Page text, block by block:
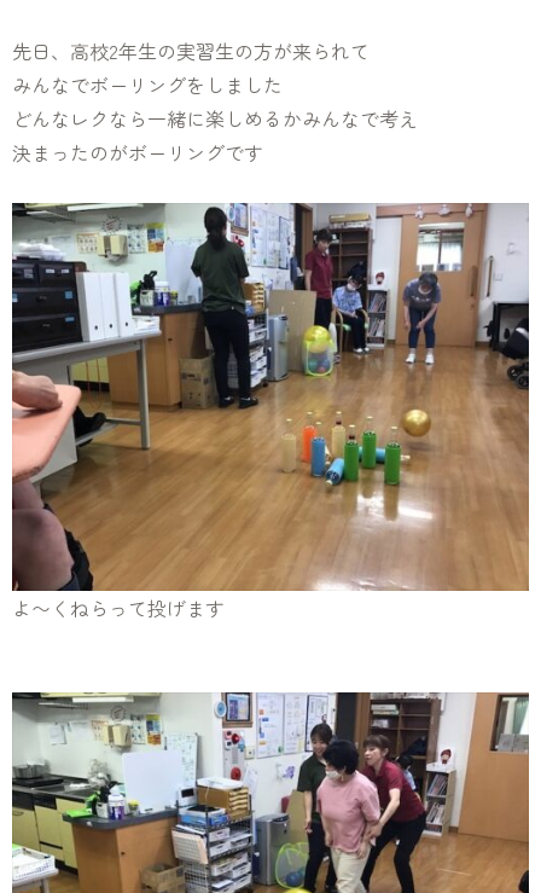
先日、高校2年生の実習生の方が来られて
みんなでボーリングをしました
どんなレクなら一緒に楽しめるかみんなで考え
決まったのがボーリングです
よ〜くねらって投げます